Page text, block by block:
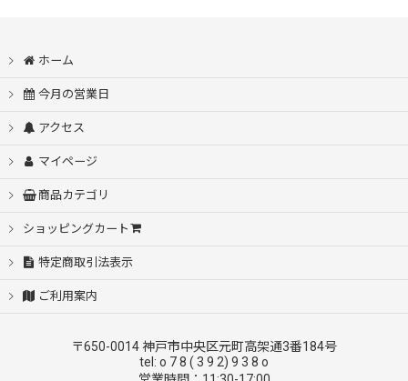
ホーム
今月の営業日
アクセス
マイページ
商品カテゴリ
ショッピングカート
特定商取引法表示
ご利用案内
〒650-0014 神戸市中央区元町高架通3番184号
tel: o 7 8 ( 3 9 2) 9 3 8 o